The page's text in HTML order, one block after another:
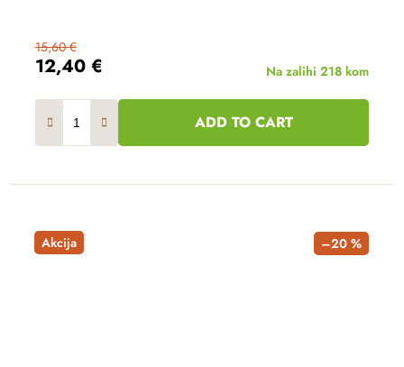
12,40 €
15,60 €
Na zalihi 218 kom
ADD TO CART
Akcija –20 %